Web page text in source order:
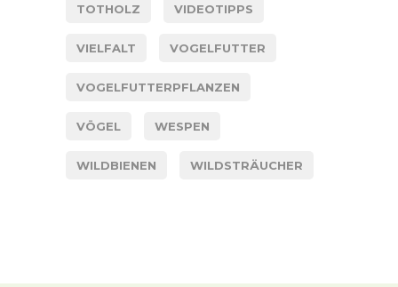
TOTHOLZ VIDEOTIPPS
VIELFALT VOGELFUTTER
VOGELFUTTERPFLANZEN
VÖGEL WESPEN
WILDBIENEN WILDSTRÄUCHER